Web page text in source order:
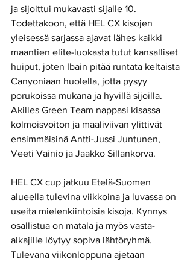
ja sijoittui mukavasti sijalle 10.
Todettakoon, että HEL CX kisojen
yleisessä sarjassa ajavat lähes kaikki
maantien elite-luokasta tutut kansalliset
huiput, joten Ibain pitää runtata keltaista
Canyoniaan huolella, jotta pysyy
porukoissa mukana ja hyvillä sijoilla.
Akilles Green Team nappasi kisassa
kolmoisvoiton ja maaliviivan ylittivät
ensimmäisinä Antti-Jussi Juntunen,
Veeti Vainio ja Jaakko Sillankorva.
HEL CX cup jatkuu Etelä-Suomen
alueella tulevina viikkoina ja luvassa on
useita mielenkiintoisia kisoja. Kynnys
osallistua on matala ja myös vasta-
alkajille löytyy sopiva lähtöryhmä.
Tulevana viikonloppuna ajetaan